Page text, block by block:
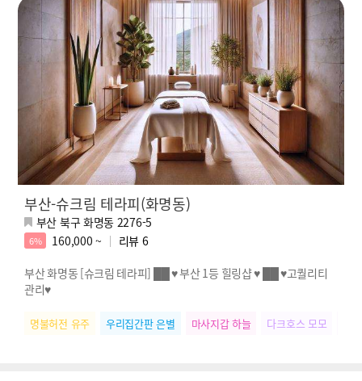
부산-슈크림 테라피(화명동)
부산 북구 화명동 2276-5
6% 160,000 ~ 리뷰 6
부산 화명동 [슈크림 테라피] ██ ♥ 부산 1등 힐링샵 ♥ ██ ♥고퀄리티
관리♥
명불허전 유주 우리집간판 은별 마사지갑 하늘 다크호스 모모